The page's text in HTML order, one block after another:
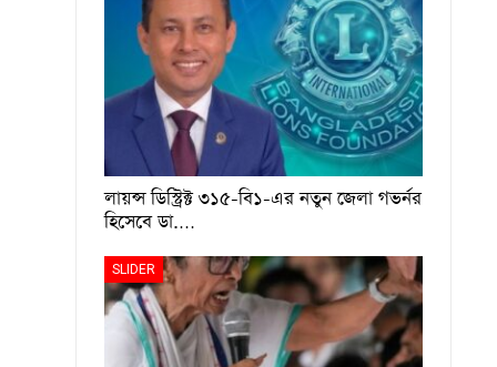
লায়ন্স ডিস্ট্রিক্ট ৩১৫-বি১-এর নতুন জেলা গভর্নর
হিসেবে ডা.…
SLIDER